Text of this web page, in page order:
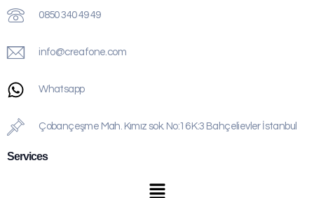
0850 340 49 49
info@creafone.com
Whatsapp
Çobançeşme Mah. Kımız sok. No:16 K:3 Bahçelievler İstanbul
Services